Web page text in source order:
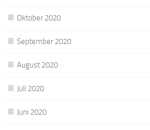
Oktober 2020
September 2020
August 2020
Juli 2020
Juni 2020